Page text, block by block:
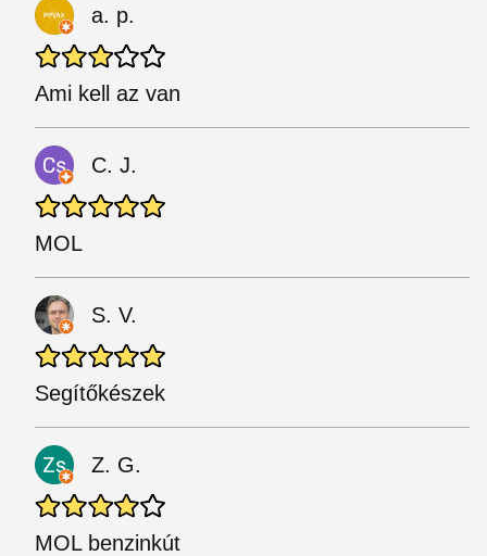
a. p.
Ami kell az van
C. J.
MOL
S. V.
Segítőkészek
Z. G.
MOL benzinkút